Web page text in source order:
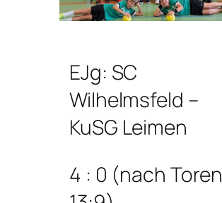
EJg: SC
Wilhelmsfeld –
KuSG Leimen
4 : 0 (nach Toren